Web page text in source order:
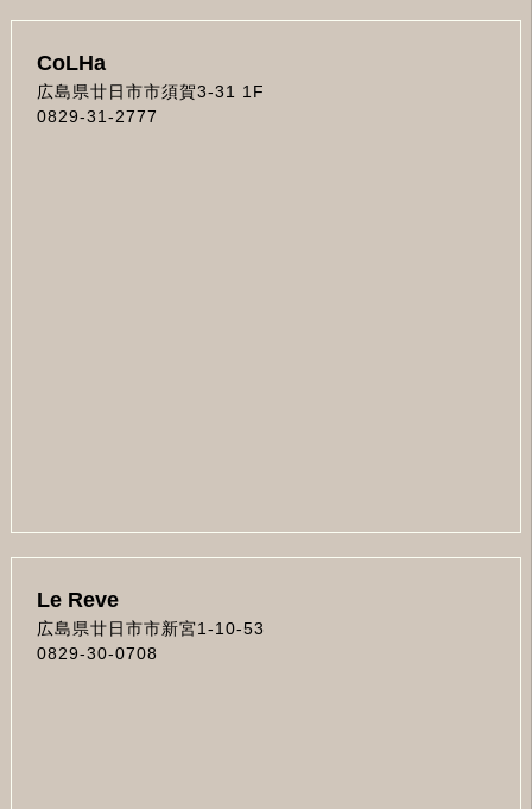
CoLHa
広島県廿日市市須賀3-31 1F
0829-31-2777
Le Reve
広島県廿日市市新宮1-10-53
0829-30-0708